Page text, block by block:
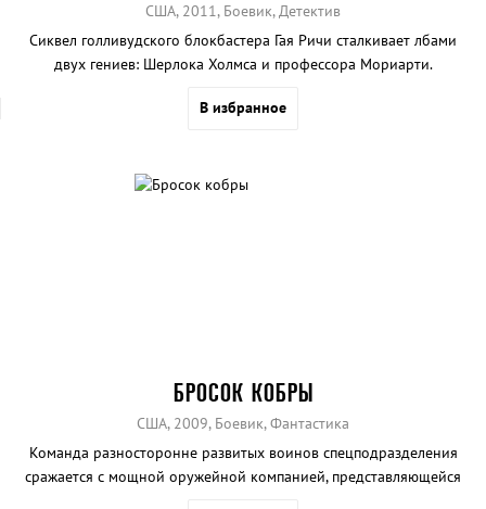
США, 2011, Боевик, Детектив
Сиквел голливудского блокбастера Гая Ричи сталкивает лбами
двух гениев: Шерлока Холмса и профессора Мориарти.
В избранное
БРОСОК КОБРЫ
США, 2009, Боевик, Фантастика
Команда разносторонне развитых воинов спецподразделения
сражается с мощной оружейной компанией, представляющейся